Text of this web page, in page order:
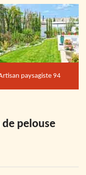
paysagiste 94
pelouse